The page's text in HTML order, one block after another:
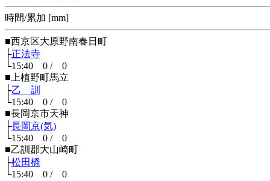
時間/累加 [mm]
■西京区大原野南春日町
├正法寺
└15:40 0 / 0
■上植野町馬立
├乙 訓
└15:40 0 / 0
■長岡京市天神
├長岡京(気)
└15:40 0 / 0
■乙訓郡大山崎町
├松田橋
└15:40 0 / 0